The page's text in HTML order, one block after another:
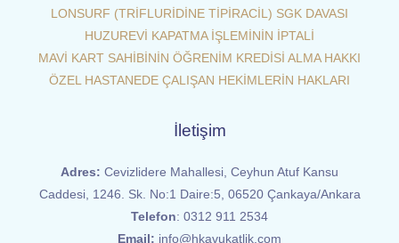
LONSURF (TRİFLURİDİNE TİPİRACİL) SGK DAVASI
HUZUREVİ KAPATMA İŞLEMİNİN İPTALİ
MAVİ KART SAHİBİNİN ÖĞRENİM KREDİSİ ALMA HAKKI
ÖZEL HASTANEDE ÇALIŞAN HEKİMLERİN HAKLARI
İletişim
Adres: Cevizlidere Mahallesi, Ceyhun Atuf Kansu
Caddesi, 1246. Sk. No:1 Daire:5, 06520 Çankaya/Ankara
Telefon: 0312 911 2534
Email: info@hkavukatlik.com